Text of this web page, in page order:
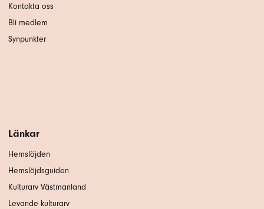
Kontakta oss
Bli medlem
Synpunkter
Länkar
Hemslöjden
Hemslöjdsguiden
Kulturarv Västmanland
Levande kulturarv